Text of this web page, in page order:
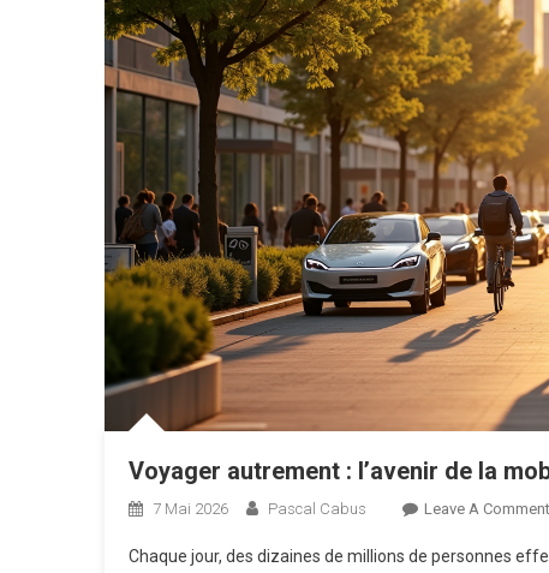
Voyager autrement : l’avenir de la
7 Mai 2026 Pascal Cabus Leave A Comment
Chaque jour, des dizaines de millions de personnes